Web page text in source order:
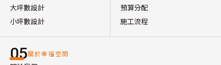
大坪數設計
小坪數設計
預算分配
施工流程
05關於幸福空間